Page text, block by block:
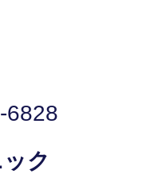
6828
ク